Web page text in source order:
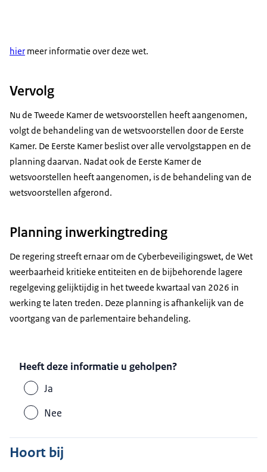
hier meer informatie over deze wet.
Vervolg
Nu de Tweede Kamer de wetsvoorstellen heeft aangenomen,
volgt de behandeling van de wetsvoorstellen door de Eerste
Kamer. De Eerste Kamer beslist over alle vervolgstappen en de
planning daarvan. Nadat ook de Eerste Kamer de
wetsvoorstellen heeft aangenomen, is de behandeling van de
wetsvoorstellen afgerond.
Planning inwerkingtreding
De regering streeft ernaar om de Cyberbeveiligingswet, de Wet
weerbaarheid kritieke entiteiten en de bijbehorende lagere
regelgeving gelijktijdig in het tweede kwartaal van 2026 in
werking te laten treden. Deze planning is afhankelijk van de
voortgang van de parlementaire behandeling.
Heeft deze informatie u geholpen?
Ja
Nee
Hoort bij